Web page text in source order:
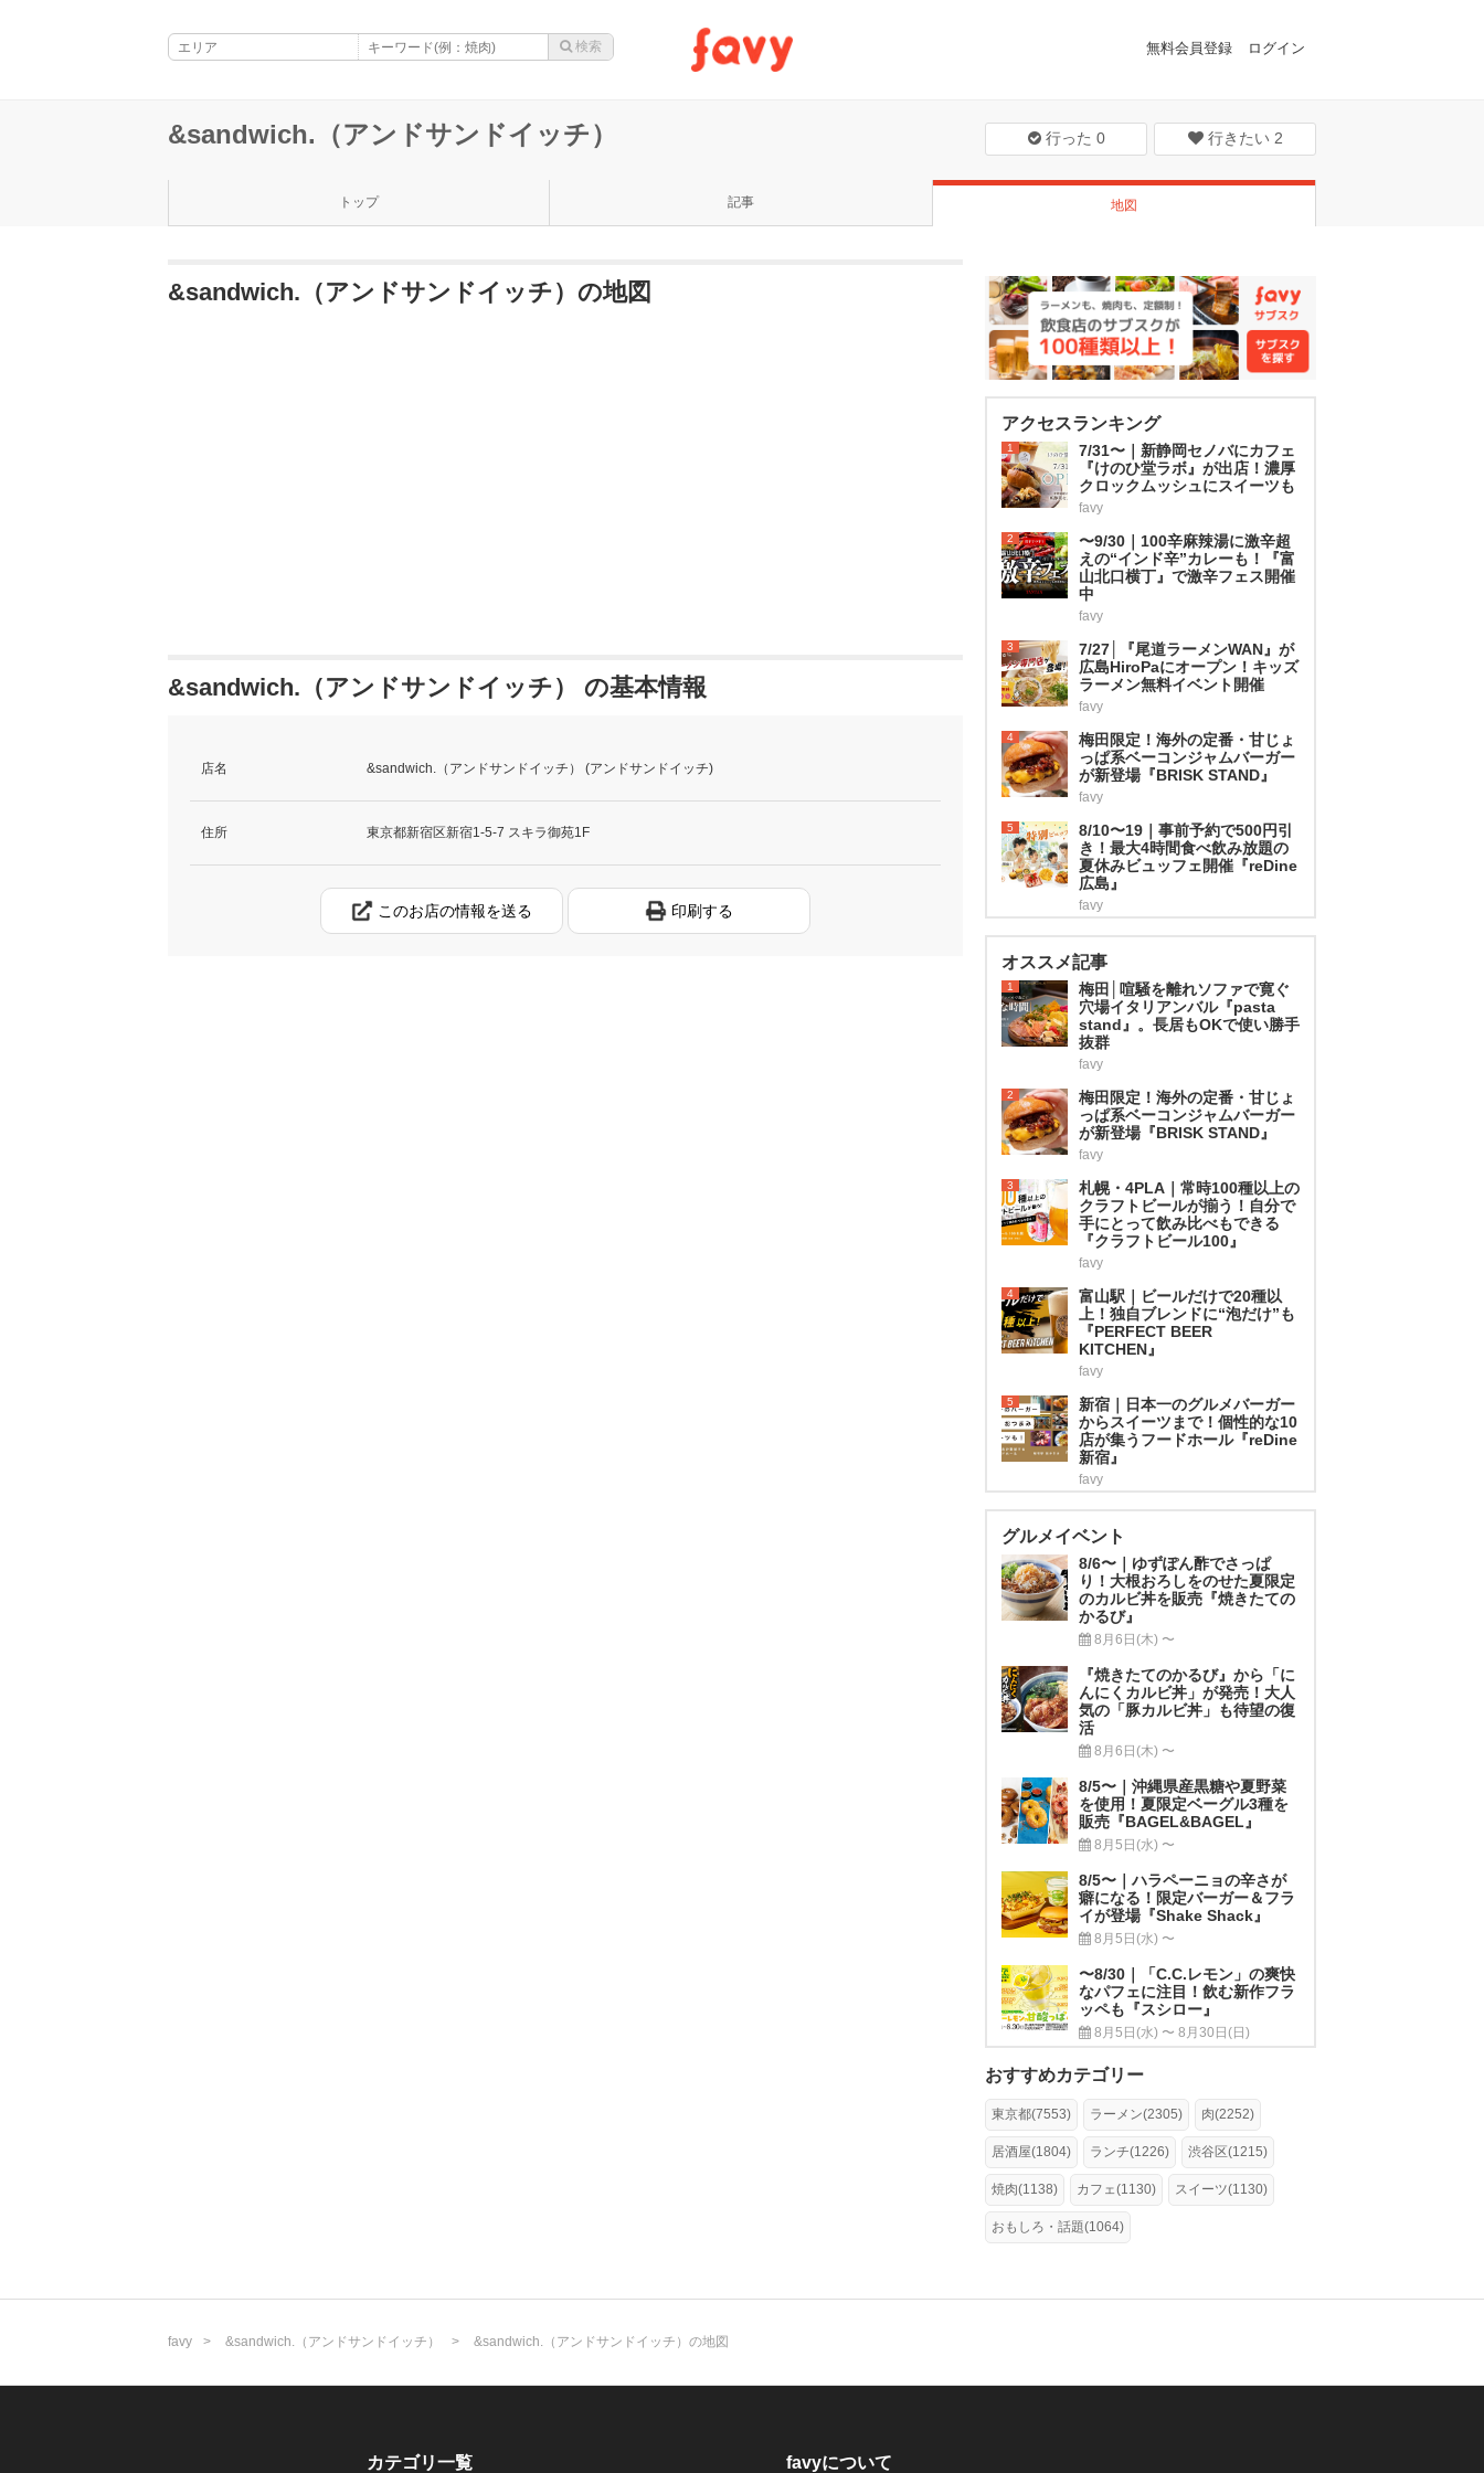
無料会員登録 ログイン
&sandwich.（アンドサンドイッチ） 行った 0 行きたい 2
トップ 記事 地図
&sandwich.（アンドサンドイッチ）の地図
&sandwich.（アンドサンドイッチ） の基本情報
店名 &sandwich.（アンドサンドイッチ） (アンドサンドイッチ)
住所 東京都新宿区新宿1-5-7 スキラ御苑1F
このお店の情報を送る 印刷する
アクセスランキング
1
7/31〜｜新静岡セノバにカフェ
『けのひ堂ラボ』が出店！濃厚
クロックムッシュにスイーツも
favy
2
〜9/30｜100辛麻辣湯に激辛超
えの“インド辛”カレーも！『富
山北口横丁』で激辛フェス開催
中
favy
3
7/27│『尾道ラーメンWAN』が
広島HiroPaにオープン！キッズ
ラーメン無料イベント開催
favy
4
梅田限定！海外の定番・甘じょ
っぱ系ベーコンジャムバーガー
が新登場『BRISK STAND』
favy
5
8/10〜19｜事前予約で500円引
き！最大4時間食べ飲み放題の
夏休みビュッフェ開催『reDine
広島』
favy
オススメ記事
1
梅田│喧騒を離れソファで寛ぐ
穴場イタリアンバル『pasta
stand』。長居もOKで使い勝手
抜群
favy
2
梅田限定！海外の定番・甘じょ
っぱ系ベーコンジャムバーガー
が新登場『BRISK STAND』
favy
3
札幌・4PLA｜常時100種以上の
クラフトビールが揃う！自分で
手にとって飲み比べもできる
『クラフトビール100』
favy
4
富山駅｜ビールだけで20種以
上！独自ブレンドに“泡だけ”も
『PERFECT BEER
KITCHEN』
favy
5
新宿｜日本一のグルメバーガー
からスイーツまで！個性的な10
店が集うフードホール『reDine
新宿』
favy
グルメイベント
8/6〜｜ゆずぽん酢でさっぱ
り！大根おろしをのせた夏限定
のカルビ丼を販売『焼きたての
かるび』
8月6日(木) 〜
『焼きたてのかるび』から「に
んにくカルビ丼」が発売！大人
気の「豚カルビ丼」も待望の復
活
8月6日(木) 〜
8/5〜｜沖縄県産黒糖や夏野菜
を使用！夏限定ベーグル3種を
販売『BAGEL&BAGEL』
8月5日(水) 〜
8/5〜｜ハラペーニョの辛さが
癖になる！限定バーガー＆フラ
イが登場『Shake Shack』
8月5日(水) 〜
〜8/30｜「C.C.レモン」の爽快
なパフェに注目！飲む新作フラ
ッペも『スシロー』
8月5日(水) 〜 8月30日(日)
おすすめカテゴリー
東京都(7553) ラーメン(2305) 肉(2252)
居酒屋(1804) ランチ(1226) 渋谷区(1215)
焼肉(1138) カフェ(1130) スイーツ(1130)
おもしろ・話題(1064)
favy &sandwich.（アンドサンドイッチ） &sandwich.（アンドサンドイッチ）の地図
カテゴリ一覧 favyについて